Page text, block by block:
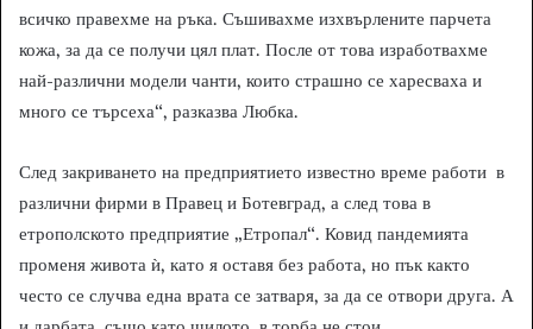
всичко правехме на ръка. Съшивахме изхвърлените парчета
кожа, за да се получи цял плат. После от това изработвахме
най-различни модели чанти, които страшно се харесваха и
много се търсеха“, разказва Любка.
След закриването на предприятието известно време работи в
различни фирми в Правец и Ботевград, а след това в
етрополското предприятие „Етропал“. Ковид пандемията
променя живота ѝ, като я оставя без работа, но пък както
често се случва една врата се затваря, за да се отвори друга. А